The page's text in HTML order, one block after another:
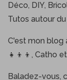
Déco, DIY,
Tutos autour
C'est mon blog
👧👦👦, Catho
Baladez-vous,